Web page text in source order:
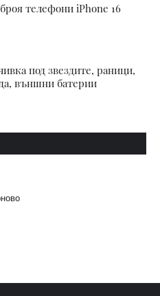
телефони iPhone 16
под звездите, раници,
външни батерии